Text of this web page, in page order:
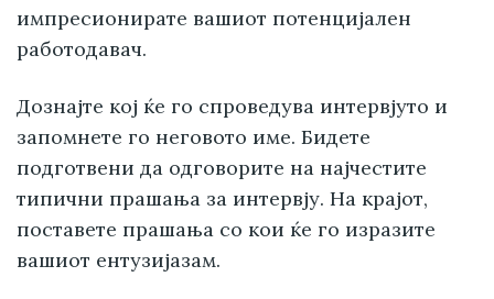
импресионирате вашиот потенцијален
работодавач.
Дознајте кој ќе го спроведува интервјуто и
запомнете го неговото име. Бидете
подготвени да одговорите на најчестите
типични прашања за интервју. На крајот,
поставете прашања со кои ќе го изразите
вашиот ентузијазам.